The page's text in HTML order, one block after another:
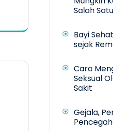
Salah
Bayi
sejak
Cara
Seksual
Sakit
Gejala,